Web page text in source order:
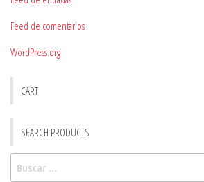
Feed de comentarios
WordPress.org
CART
SEARCH PRODUCTS